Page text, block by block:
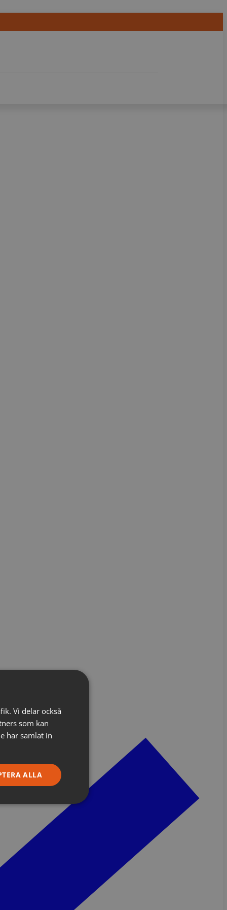
Vi delar också
som kan
har samlat in
ALLA